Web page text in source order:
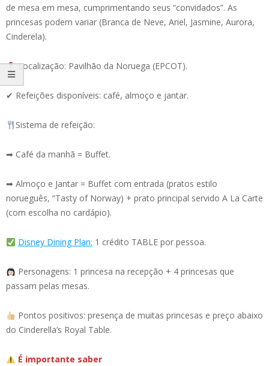
de mesa em mesa, cumprimentando seus “convidados”. As
princesas podem variar (Branca de Neve, Ariel, Jasmine, Aurora,
Cinderela).
Localização: Pavilhão da Noruega (EPCOT).
✔ Refeições disponíveis: café, almoço e jantar.
Sistema de refeição:
➡ Café da manhã = Buffet.
➡ Almoço e Jantar = Buffet com entrada (pratos estilo
norueguês, “Tasty of Norway) + prato principal servido A La Carte
(com escolha no cardápio).
Disney Dining Plan: 1 crédito TABLE por pessoa.
Personagens: 1 princesa na recepção + 4 princesas que
passam pelas mesas.
Pontos positivos: presença de muitas princesas e preço abaixo
do Cinderella’s Royal Table.
É importante saber